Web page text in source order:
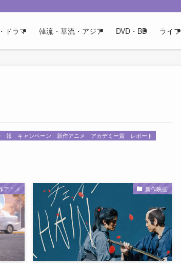
ドラマ 韓流・華流・アジア DVD・BD ライフ
報 キャンペーン 新作アニメ アカデミー賞
レポート
アニメ 新作映画